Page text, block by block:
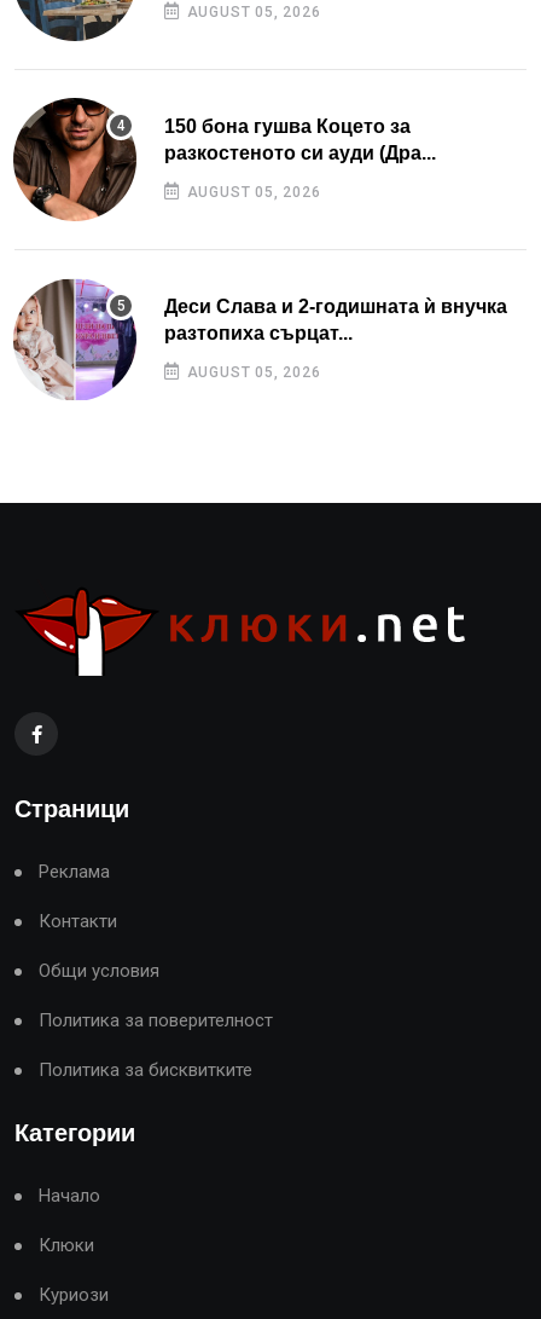
AUGUST 05, 2026
150 бона гушва Коцето за
разкостеното си ауди (Дра...
AUGUST 05, 2026
Деси Слава и 2-годишната ѝ внучка
разтопиха сърцат...
AUGUST 05, 2026
Страници
Реклама
Контакти
Общи условия
Политика за поверителност
Политика за бисквитките
Категории
Начало
Клюки
Куриози